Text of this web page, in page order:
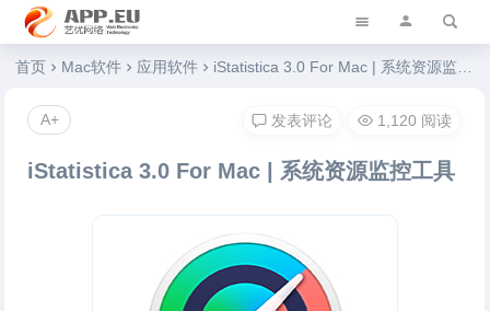
艺优软件乐园
首页 Mac软件 应用软件 iStatistica 3.0 For Mac | 系统资源监控工具
iStatistica 3.0 For Mac | 系统资源监控工具
发表评论 1,120 阅读
A+